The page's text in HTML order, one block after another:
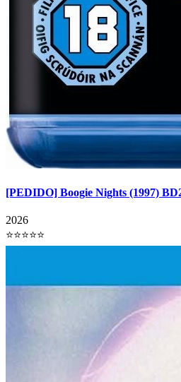
[PEDIDO] Boogie Nights (1997)
2026
⭐⭐⭐⭐⭐